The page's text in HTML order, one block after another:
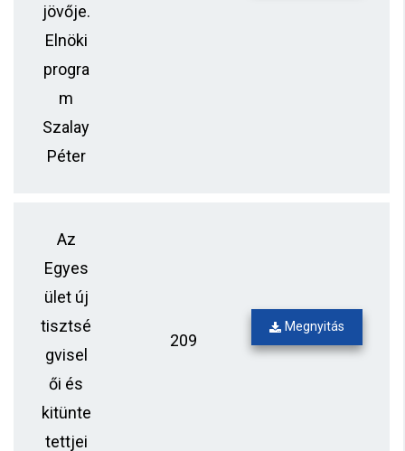
jövője.
Elnöki
progra
m
Szalay
Péter
Az
Egyes
ület új
tisztsé
gvisel
ői és
kitünte
tettjei
209
Megnyitás